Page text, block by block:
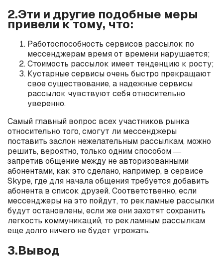
2.Эти и другие подобные меры
привели к тому, что:
Работоспособность сервисов рассылок по
мессенджерам время от времени нарушается;
Стоимость рассылок имеет тенденцию к росту;
Кустарные сервисы очень быстро прекращают
свое существование, а надежные сервисы
рассылок чувствуют себя относительно
уверенно.
Самый главный вопрос всех участников рынка
относительно того, смогут ли мессенджеры
поставить заслон нежелательным рассылкам, можно
решить, вероятно, только одним способом ―
запретив общение между не авторизованными
абонентами, как это сделано, например, в сервисе
Skype, где для начала общения требуется добавить
абонента в список друзей. Соответственно, если
мессенджеры на это пойдут, то рекламные рассылки
будут остановлены, если же они захотят сохранить
легкость коммуникаций, то рекламным рассылкам
еще долго ничего не будет угрожать.
3.Вывод